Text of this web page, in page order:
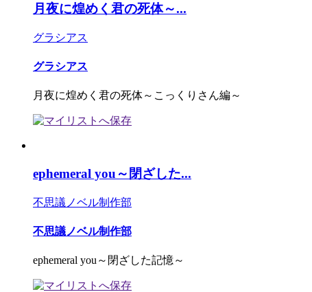
月夜に煌めく君の死体～...
グラシアス
グラシアス
月夜に煌めく君の死体～こっくりさん編～
ephemeral you～閉ざした...
不思議ノベル制作部
不思議ノベル制作部
ephemeral you～閉ざした記憶～